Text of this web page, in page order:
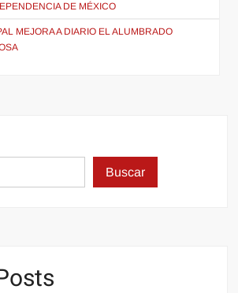
DE MÉXICO
MEJORA A DIARIO EL ALUMBRADO
Buscar